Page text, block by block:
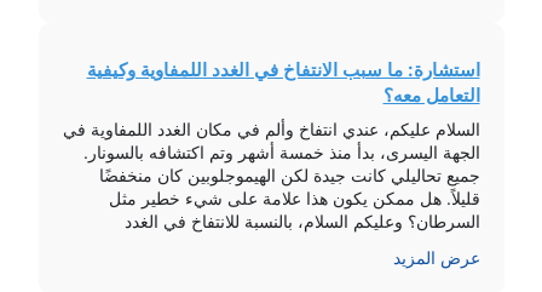
استشارة: ما سبب الانتفاخ في الغدد اللمفاوية وكيفية
التعامل معه؟
السلام عليكم، عندي انتفاخ وألم في مكان الغدد اللمفاوية في
الجهة اليسرى، بدأ منذ خمسة أشهر وتم اكتشافه بالسونار.
جميع تحاليلي كانت جيدة لكن الهيموجلوبين كان منخفضًا
قليلاً. هل ممكن يكون هذا علامة على شيء خطير مثل
السرطان؟ وعليكم السلام، بالنسبة للانتفاخ في الغدد
عرض المزيد